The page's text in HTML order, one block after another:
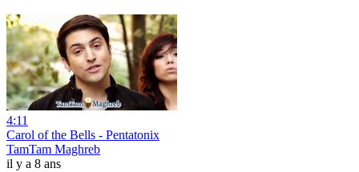
4:11
Carol of the Bells - Pentatonix
TamTam Maghreb
il y a 8 ans